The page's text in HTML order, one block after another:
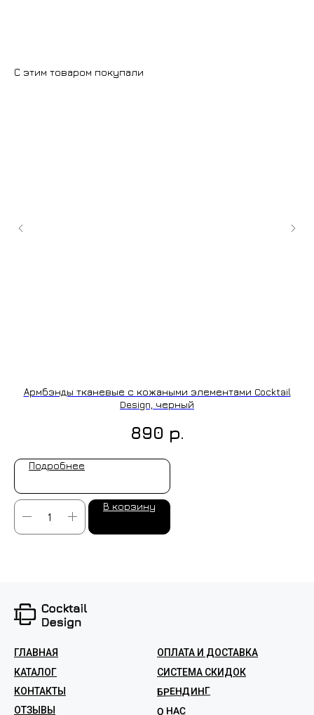
С этим товаром покупали
Армбэнды тканевые с кожаными элементами Cocktail
Design, черный
890 р.
Подробнее
В корзину
ГЛАВНАЯ
ОПЛАТА И ДОСТАВКА
СИСТЕМА СКИДОК
КОНТАКТЫ
КАТАЛОГ
БРЕНДИНГ
ОТЗЫВЫ О НАС